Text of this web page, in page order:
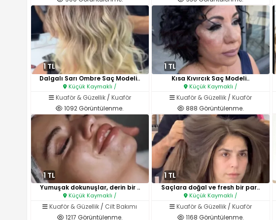
1 TL
Dalgalı Sarı Ombre Saç Modeli..
Küçük Kaymaklı /
Kuaför & Güzellik/ Kuaför
1092 Görüntülenme.
1 TL
Kısa Kıvırcık Saç Modeli..
Küçük Kaymaklı /
Kuaför & Güzellik/ Kuaför
888 Görüntülenme.
1 TL
Yumuşak dokunuşlar, derin bir ..
Küçük Kaymaklı /
Kuaför & Güzellik / Cilt Bakımı
1217 Görüntülenme.
1 TL
Saçlara doğal ve fresh bir par..
Küçük Kaymaklı /
Kuaför & Güzellik/ Kuaför
1168 Görüntülenme.